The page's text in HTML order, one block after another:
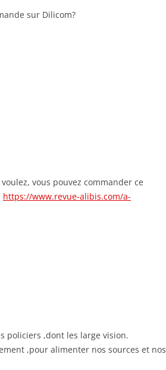
sur Dilicom?
vous pouvez commander ce
https://www.revue-alibis.com/a-
policiers ,dont les large vision.
,pour alimenter nos sources et nos